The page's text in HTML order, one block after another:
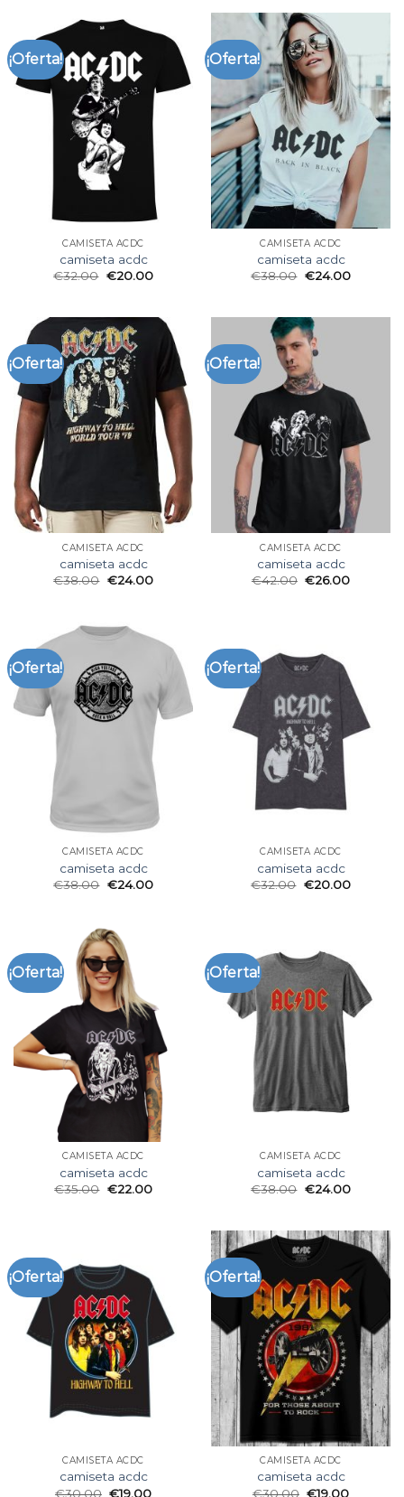
¡Oferta!
CAMISETA ACDC
camiseta acdc
€32.00 €20.00
¡Oferta!
CAMISETA ACDC
camiseta acdc
€38.00 €24.00
¡Oferta!
CAMISETA ACDC
camiseta acdc
€38.00 €24.00
¡Oferta!
CAMISETA ACDC
camiseta acdc
€42.00 €26.00
¡Oferta!
CAMISETA ACDC
camiseta acdc
€38.00 €24.00
¡Oferta!
CAMISETA ACDC
camiseta acdc
€32.00 €20.00
¡Oferta!
CAMISETA ACDC
camiseta acdc
€35.00 €22.00
¡Oferta!
CAMISETA ACDC
camiseta acdc
€38.00 €24.00
¡Oferta!
CAMISETA ACDC
camiseta acdc
€30.00 €19.00
¡Oferta!
CAMISETA ACDC
camiseta acdc
€30.00 €19.00